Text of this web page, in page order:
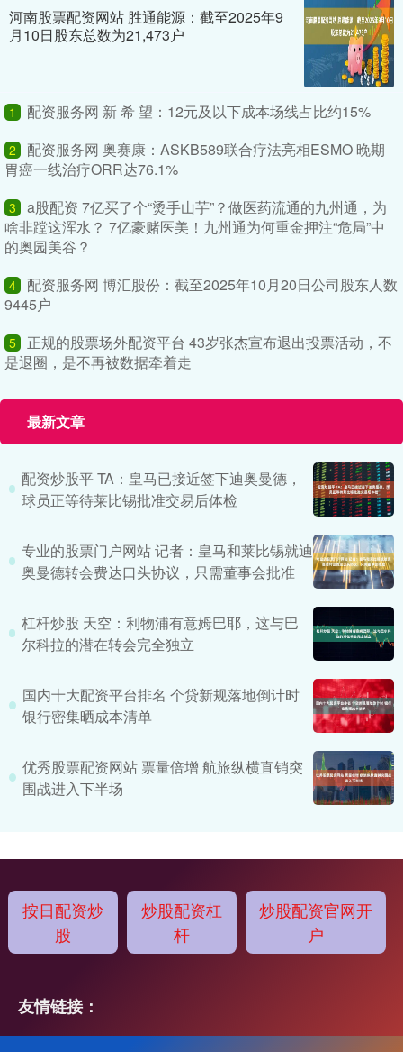
河南股票配资网站 胜通能源：截至2025年9
月10日股东总数为21,473户
1 配资服务网 新 希 望：12元及以下成本场线占比约15%
2
配资服务网 奥赛康：ASKB589联合疗法亮相ESMO 晚期
胃癌一线治疗ORR达76.1%
3
a股配资 7亿买了个“烫手山芋”？做医药流通的九州通，为
啥非蹚这浑水？ 7亿豪赌医美！九州通为何重金押注“危局”中
的奥园美谷？
4
配资服务网 博汇股份：截至2025年10月20日公司股东人数
9445户
5
正规的股票场外配资平台 43岁张杰宣布退出投票活动，不
是退圈，是不再被数据牵着走
最新文章
配资炒股平 TA：皇马已接近签下迪奥曼德，
球员正等待莱比锡批准交易后体检
专业的股票门户网站 记者：皇马和莱比锡就迪
奥曼德转会费达口头协议，只需董事会批准
杠杆炒股 天空：利物浦有意姆巴耶，这与巴
尔科拉的潜在转会完全独立
国内十大配资平台排名 个贷新规落地倒计时
银行密集晒成本清单
优秀股票配资网站 票量倍增 航旅纵横直销突
围战进入下半场
按日配资炒
股
炒股配资杠
杆
炒股配资官网开
户
友情链接：